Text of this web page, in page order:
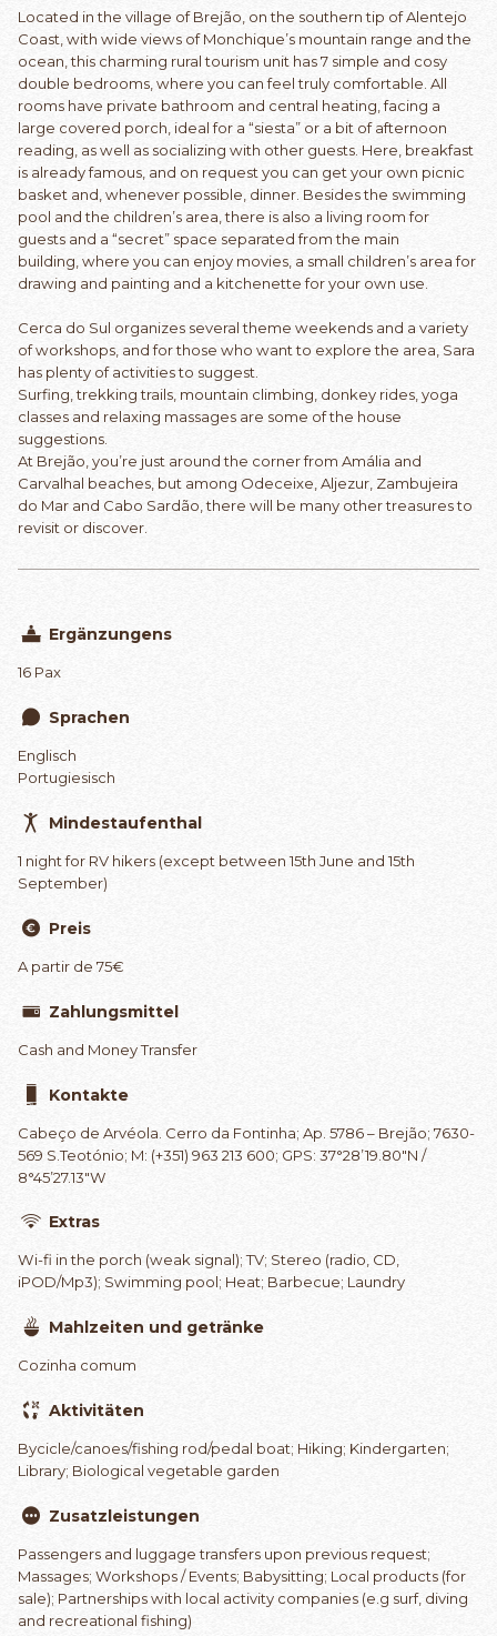
Located in the village of Brejão, on the southern tip of Alentejo
Coast, with wide views of Monchique’s mountain range and the
ocean, this charming rural tourism unit has 7 simple and cosy
double bedrooms, where you can feel truly comfortable. All
rooms have private bathroom and central heating, facing a
large covered porch, ideal for a “siesta” or a bit of afternoon
reading, as well as socializing with other guests. Here, breakfast
is already famous, and on request you can get your own picnic
basket and, whenever possible, dinner. Besides the swimming
pool and the children’s area, there is also a living room for
guests and a “secret” space separated from the main
building, where you can enjoy movies, a small children’s area for
drawing and painting and a kitchenette for your own use.
Cerca do Sul organizes several theme weekends and a variety
of workshops, and for those who want to explore the area, Sara
has plenty of activities to suggest.
Surfing, trekking trails, mountain climbing, donkey rides, yoga
classes and relaxing massages are some of the house
suggestions.
At Brejão, you’re just around the corner from Amália and
Carvalhal beaches, but among Odeceixe, Aljezur, Zambujeira
do Mar and Cabo Sardão, there will be many other treasures to
revisit or discover.
Ergänzungens
16 Pax
Sprachen
Englisch
Portugiesisch
Mindestaufenthal
1 night for RV hikers (except between 15th June and 15th
September)
Preis
A partir de 75€
Zahlungsmittel
Cash and Money Transfer
Kontakte
Cabeço de Arvéola. Cerro da Fontinha; Ap. 5786 – Brejão; 7630-
569 S.Teotónio; M: (+351) 963 213 600; GPS: 37°28’19.80″N /
8°45’27.13″W
Extras
Wi-fi in the porch (weak signal); TV; Stereo (radio, CD,
iPOD/Mp3); Swimming pool; Heat; Barbecue; Laundry
Mahlzeiten und getränke
Cozinha comum
Aktivitäten
Bycicle/canoes/fishing rod/pedal boat; Hiking; Kindergarten;
Library; Biological vegetable garden
Zusatzleistungen
Passengers and luggage transfers upon previous request;
Massages; Workshops / Events; Babysitting; Local products (for
sale); Partnerships with local activity companies (e.g surf, diving
and recreational fishing)